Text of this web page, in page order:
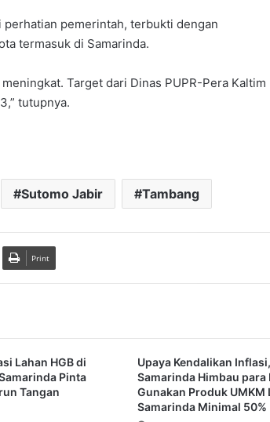
pemerintah, terbukti dengan
termasuk di Samarinda.
Target dari Dinas PUPR-Pera Kaltim
tutupnya.
Sutomo Jabir Tambang
Print
Lahan HGB di
Pinta
Tangan
Upaya Kendalikan
Samarinda Himbau para
Gunakan Produk UMKM
Samarinda Minimal 50%